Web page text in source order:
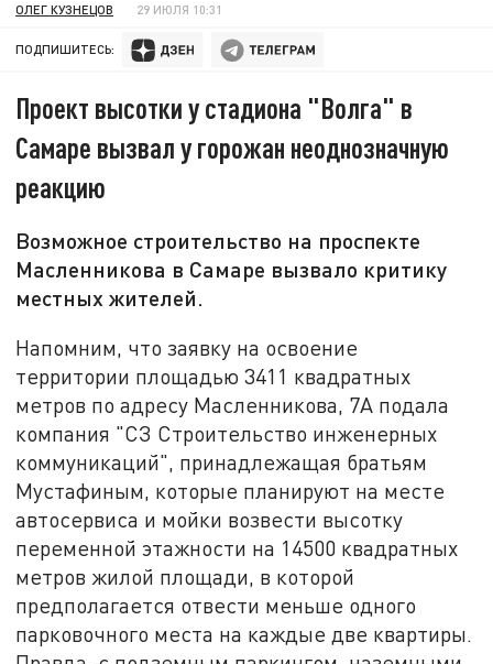
ОЛЕГ КУЗНЕЦОВ 29 ИЮЛЯ 10:31
ПОДПИШИТЕСЬ:
Проект высотки у стадиона "Волга" в
Самаре вызвал у горожан неоднозначную
реакцию
Возможное строительство на проспекте
Масленникова в Самаре вызвало критику
местных жителей.
Напомним, что заявку на освоение
территории площадью 3411 квадратных
метров по адресу Масленникова, 7А подала
компания "СЗ Строительство инженерных
коммуникаций", принадлежащая братьям
Мустафиным, которые планируют на месте
автосервиса и мойки возвести высотку
переменной этажности на 14500 квадратных
метров жилой площади, в которой
предполагается отвести меньше одного
парковочного места на каждые две квартиры.